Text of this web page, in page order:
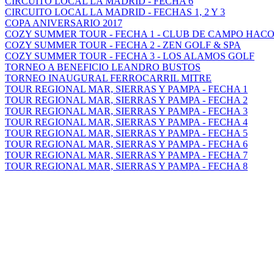
CIRCUITO LOCAL LA MADRID - FECHAS 1, 2 Y 3
COPA ANIVERSARIO 2017
COZY SUMMER TOUR - FECHA 1 - CLUB DE CAMPO
COZY SUMMER TOUR - FECHA 2 - ZEN GOLF & SPA
COZY SUMMER TOUR - FECHA 3 - LOS ALAMOS GOLF
TORNEO A BENEFICIO LEANDRO BUSTOS
TORNEO INAUGURAL FERROCARRIL MITRE
TOUR REGIONAL MAR, SIERRAS Y PAMPA - FECHA 1
TOUR REGIONAL MAR, SIERRAS Y PAMPA - FECHA 2
TOUR REGIONAL MAR, SIERRAS Y PAMPA - FECHA 3
TOUR REGIONAL MAR, SIERRAS Y PAMPA - FECHA 4
TOUR REGIONAL MAR, SIERRAS Y PAMPA - FECHA 5
TOUR REGIONAL MAR, SIERRAS Y PAMPA - FECHA 6
TOUR REGIONAL MAR, SIERRAS Y PAMPA - FECHA 7
TOUR REGIONAL MAR, SIERRAS Y PAMPA - FECHA 8